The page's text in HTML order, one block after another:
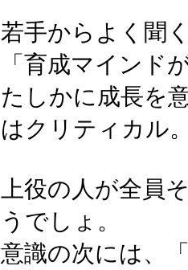
若手からよく聞
「育成マインド
たしかに成長を
はクリティカル
上役の人が全員
うでしょ。
意識の次には、